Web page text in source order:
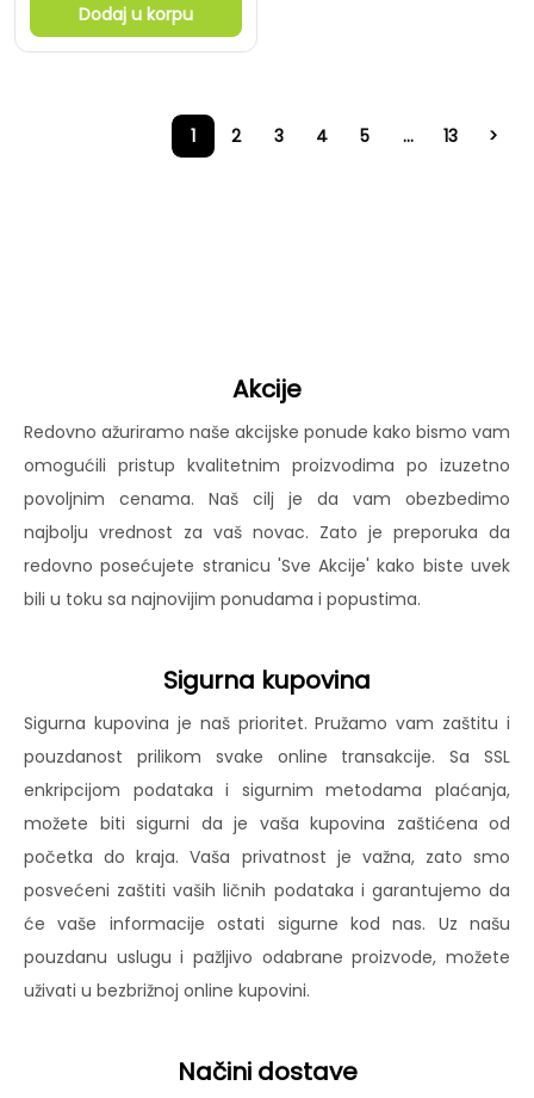
Dodaj u korpu
1 2 3 4 5 ... 13 >
Akcije
Redovno ažuriramo naše akcijske ponude kako bismo vam
omogućili pristup kvalitetnim proizvodima po izuzetno
povoljnim cenama. Naš cilj je da vam obezbedimo
najbolju vrednost za vaš novac. Zato je preporuka da
redovno posećujete stranicu 'Sve Akcije' kako biste uvek
bili u toku sa najnovijim ponudama i popustima.
Sigurna kupovina
Sigurna kupovina je naš prioritet. Pružamo vam zaštitu i
pouzdanost prilikom svake online transakcije. Sa SSL
enkripcijom podataka i sigurnim metodama plaćanja,
možete biti sigurni da je vaša kupovina zaštićena od
početka do kraja. Vaša privatnost je važna, zato smo
posvećeni zaštiti vaših ličnih podataka i garantujemo da
će vaše informacije ostati sigurne kod nas. Uz našu
pouzdanu uslugu i pažljivo odabrane proizvode, možete
uživati u bezbrižnoj online kupovini.
Načini dostave